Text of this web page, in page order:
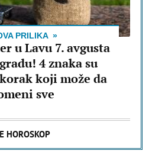
PRILIKA
u Lavu 7. avgusta
4 znaka su
koji može da
sve
HOROSKOP